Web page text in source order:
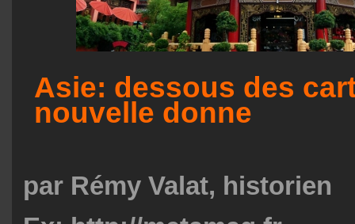
Asie: dessous des
nouvelle donne
par Rémy Valat, historien